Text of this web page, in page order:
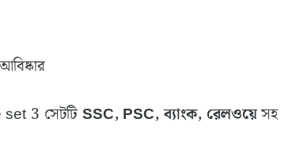
3 সেটটিSSC, PSC, ব্যাংক, রেলওয়েসহ